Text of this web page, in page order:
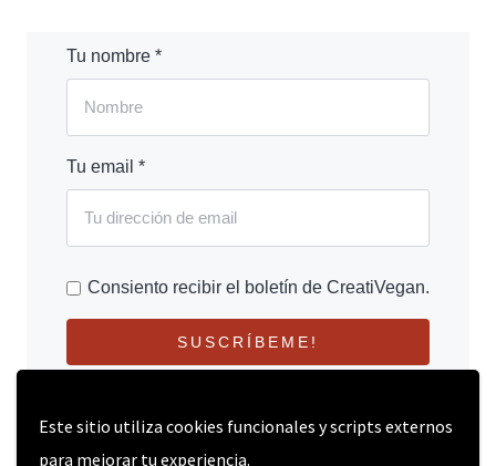
Este sitio utiliza cookies funcionales y scripts externos
para mejorar tu experiencia.
Tu nombre *
Tu email *
Consiento recibir el boletín de CreatiVegan.
SUSCRÍBEME!